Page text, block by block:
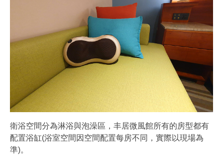
衛浴空間分為淋浴與泡澡區，丰居微風館所有的房型都有
配置浴缸(浴室空間因空間配置每房不同，實際以現場為
準)。